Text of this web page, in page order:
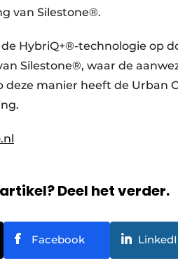
van Silestone®.
HybriQ+®-technologie op
Silestone®, waar de
deze manier heeft de Urban
Deel het verder.
Facebook